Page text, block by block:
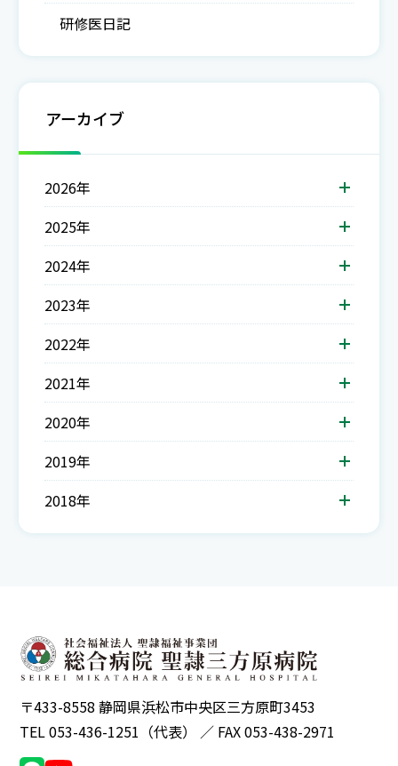
研修医日記
アーカイブ
2026年
2025年
2024年
2023年
2022年
2021年
2020年
2019年
2018年
〒433-8558 静岡県浜松市中央区三方原町3453
TEL 053-436-1251（代表） ／ FAX 053-438-2971